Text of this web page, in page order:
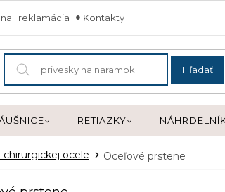
| reklamácia Kontakty
Hľadať
RETIAZKY
chirurgickej ocele Oceľové prstene